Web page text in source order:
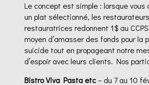
Le concept est simple : lorsque vous
un plat sélectionné, les
restauratrices redonnent 1$ au
moyen d’amasser des fonds pour la
suicide tout en propageant notre
d’espoir avec leurs clients. Nos
Bistro Viva Pasta etc– du 7 au 10